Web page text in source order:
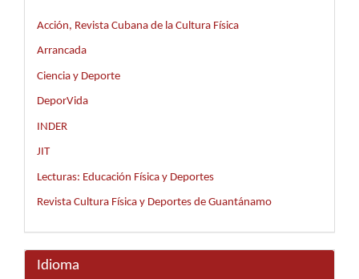
Acción, Revista Cubana de la Cultura Física
Arrancada
Ciencia y Deporte
DeporVida
INDER
JIT
Lecturas: Educación Física y Deportes
Revista Cultura Física y Deportes de Guantánamo
Idioma